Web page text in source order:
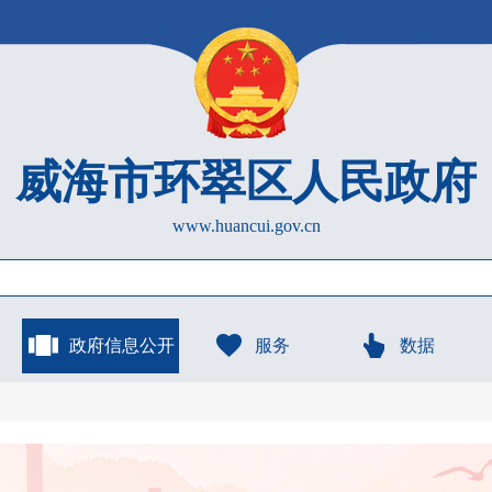
威海市环翠区人民政府
www.huancui.gov.cn
政府信息公开 服务 数据